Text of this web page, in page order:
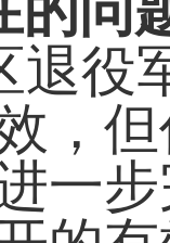
退役
，
一